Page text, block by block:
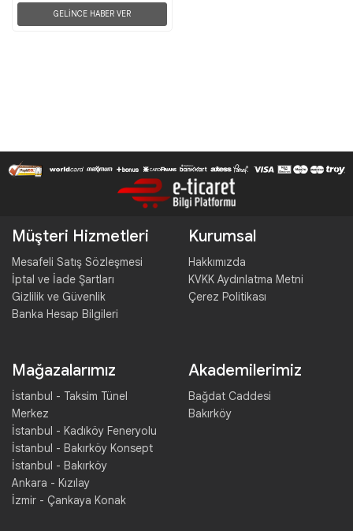
GELİNCE HABER VER
Müşteri Hizmetleri
Mesafeli Satış Sözleşmesi
İptal ve İade Şartları
Gizlilik ve Güvenlik
Banka Hesap Bilgileri
Kurumsal
Hakkımızda
KVKK Aydınlatma Metni
Çerez Politikası
Mağazalarımız
İstanbul - Taksim Tünel
Merkez
İstanbul - Kadıköy Feneryolu
İstanbul - Bakırköy Konsept
İstanbul - Bakırköy
Ankara - Kızılay
İzmir - Çankaya Konak
Akademilerimiz
Bağdat Caddesi
Bakırköy